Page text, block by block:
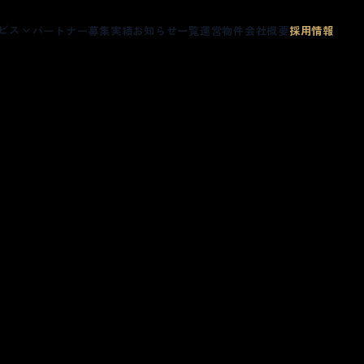
ス パートナー募集実績お知らせ一覧運営物件会社概要採用情報